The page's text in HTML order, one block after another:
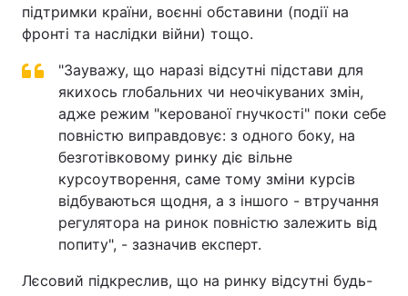
підтримки країни, воєнні обставини (події на
фронті та наслідки війни) тощо.
"Зауважу, що наразі відсутні підстави для
якихось глобальних чи неочікуваних змін,
адже режим "керованої гнучкості" поки себе
повністю виправдовує: з одного боку, на
безготівковому ринку діє вільне
курсоутворення, саме тому зміни курсів
відбуваються щодня, а з іншого - втручання
регулятора на ринок повністю залежить від
попиту", - зазначив експерт.
Лєсовий підкреслив, що на ринку відсутні будь-